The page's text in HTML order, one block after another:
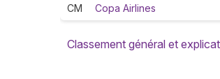
CM Copa Airlines
Classement général et